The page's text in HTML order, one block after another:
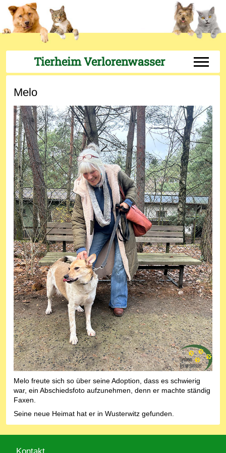
Tierheim Verlorenwasser Off-
Melo
Melo freute sich so über seine Adoption, dass es schwierig
war, ein Abschiedsfoto aufzunehmen, denn er machte ständig
Faxen.
Seine neue Heimat hat er in Wusterwitz gefunden.